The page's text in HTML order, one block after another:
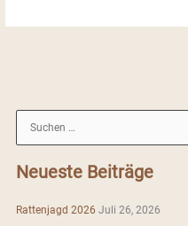
hNeueste Beiträge
Rattenjagd 2026 Juli 26, 2026